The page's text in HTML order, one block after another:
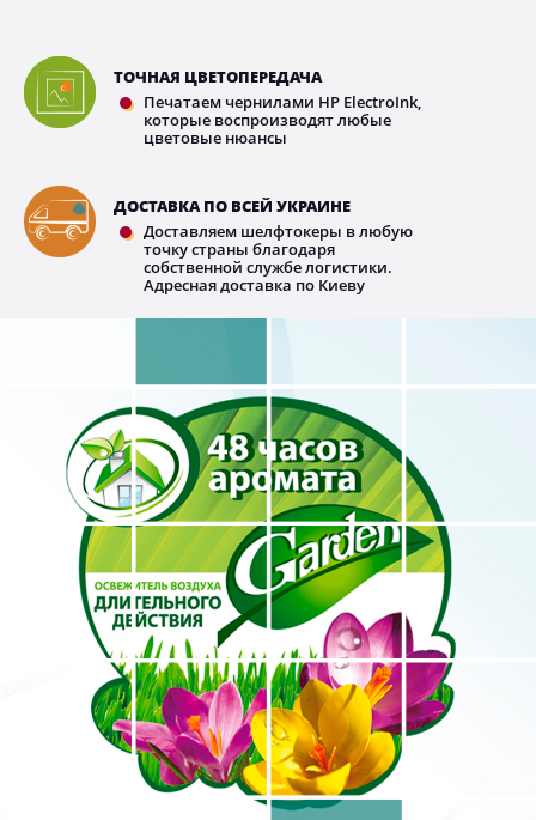
ТОЧНАЯ ЦВЕТОПЕРЕДАЧА
Печатаем чернилами HP ElectroInk,
которые воспроизводят любые
цветовые нюансы
ДОСТАВКА ПО ВСЕЙ УКРАИНЕ
Доставляем шелфтокеры в любую
точку страны благодаря
собственной службе логистики.
Адресная доставка по Киеву